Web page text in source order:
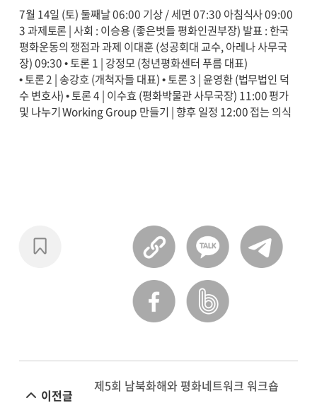
7월 14일 (토) 둘째날 06:00 기상 / 세면 07:30 아침식사 09:00
3 과제토론 | 사회 : 이승용 (좋은벗들 평화인권부장) 발표 : 한국
평화운동의 쟁점과 과제 이대훈 (성공회대 교수, 아레나 사무국
장) 09:30 • 토론 1 | 강정모 (청년평화센터 푸름 대표)
• 토론 2 | 송강호 (개척자들 대표) • 토론 3 | 윤영환 (법무법인 덕
수 변호사) • 토론 4 | 이수효 (평화박물관 사무국장) 11:00 평가
및 나누기 Working Group 만들기 | 향후 일정 12:00 접는 의식
이전글
제5회 남북화해와 평화네트워크 워크숍